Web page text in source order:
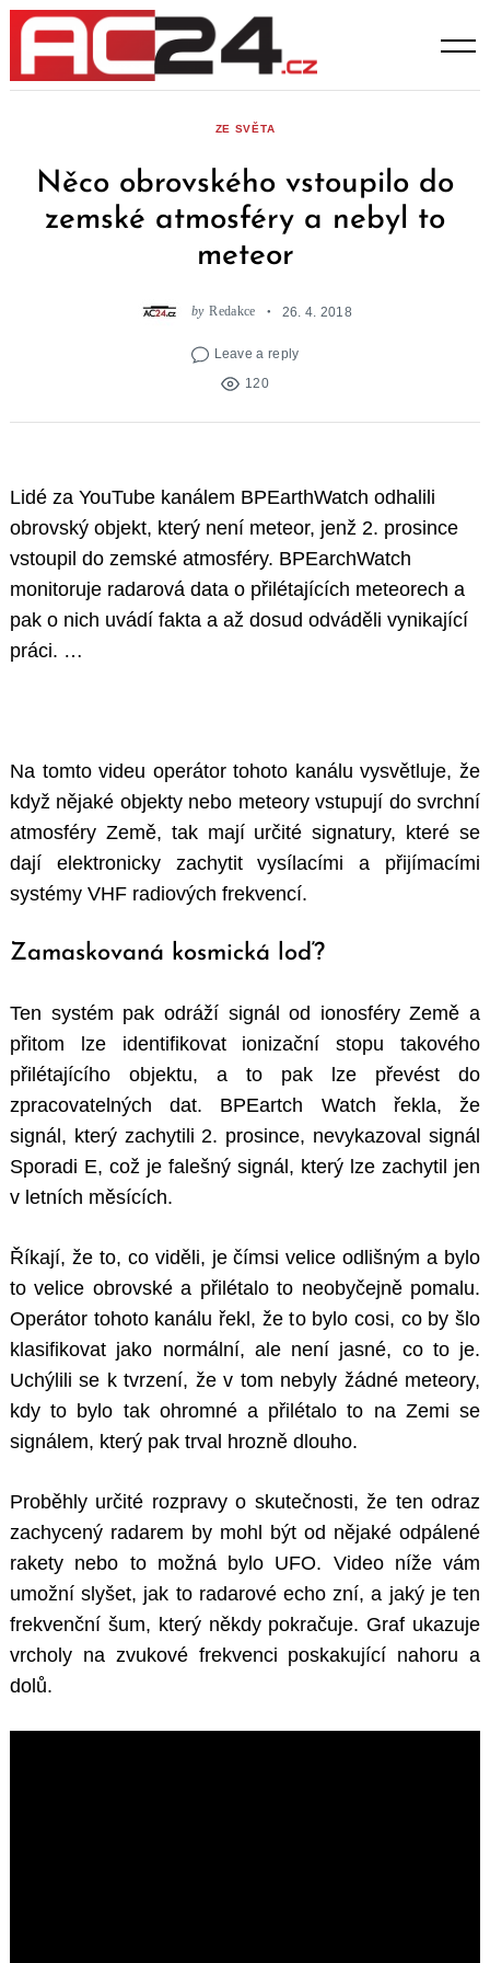
Skip
content
ZE SVĚTA
Něco obrovského vstoupilo do
zemské atmosféry a nebyl to
meteor
by Redakce 26. 4. 2018
Leave a reply
120
Lidé za YouTube kanálem BPEarthWatch odhalili
obrovský objekt, který není meteor, jenž 2. prosince
vstoupil do zemské atmosféry. BPEarchWatch
monitoruje radarová data o přilétajících meteorech a
pak o nich uvádí fakta a až dosud odváděli vynikající
práci. …
Na tomto videu operátor tohoto kanálu vysvětluje, že
když nějaké objekty nebo meteory vstupují do svrchní
atmosféry Země, tak mají určité signatury, které se
dají elektronicky zachytit vysílacími a přijímacími
systémy VHF radiových frekvencí.
Zamaskovaná kosmická loď?
Ten systém pak odráží signál od ionosféry Země a
přitom lze identifikovat ionizační stopu takového
přilétajícího objektu, a to pak lze převést do
zpracovatelných dat. BPEartch Watch řekla, že
signál, který zachytili 2. prosince, nevykazoval signál
Sporadi E, což je falešný signál, který lze zachytil jen
v letních měsících.
Říkají, že to, co viděli, je čímsi velice odlišným a bylo
to velice obrovské a přilétalo to neobyčejně pomalu.
Operátor tohoto kanálu řekl, že to bylo cosi, co by šlo
klasifikovat jako normální, ale není jasné, co to je.
Uchýlili se k tvrzení, že v tom nebyly žádné meteory,
kdy to bylo tak ohromné a přilétalo to na Zemi se
signálem, který pak trval hrozně dlouho.
Proběhly určité rozpravy o skutečnosti, že ten odraz
zachycený radarem by mohl být od nějaké odpálené
rakety nebo to možná bylo UFO. Video níže vám
umožní slyšet, jak to radarové echo zní, a jaký je ten
frekvenční šum, který někdy pokračuje. Graf ukazuje
vrcholy na zvukové frekvenci poskakující nahoru a
dolů.